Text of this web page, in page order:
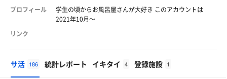
プロフィール
学生の頃からお風呂屋さんが大好き このアカウントは
2021年10月〜
リンク
サ活 186 統計レポート イキタイ 4 登録施設 1